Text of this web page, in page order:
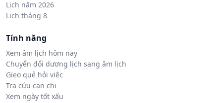
Lịch năm 2026
Lịch tháng 8
Tính năng
Xem âm lịch hôm nay
Chuyển đổi dương lịch sang âm lịch
Gieo quẻ hỏi việc
Tra cứu can chi
Xem ngày tốt xấu